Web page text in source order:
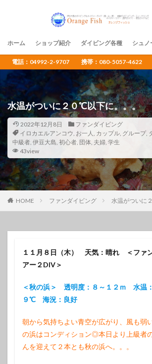
ホーム ショップ紹介 ダイビング各種 シュノ
電話：04992-2-9707 携帯：080-5057-4622 ※ツ
水温がついに２０℃以下に。。。
2022年12月8日
ファンダイビング
イロカエルアンコウ, お一人, カップル, グループ,
中級者, 伊豆大島, 初心者, 団体, 夫婦, 学生
43view
HOME ファンダイビング 水温がついに
１１月８日（木） 天気：晴れ ＜ファ
アー２DIV＞
＜秋の浜＞ 透明度：８～１２ｍ 水温
９℃ 海況：良好
朝から気持ちよい青空が広がり、風も弱
の浜はコンディション◎本日より上級者
んを迎えて２本とも秋の浜へ。。。